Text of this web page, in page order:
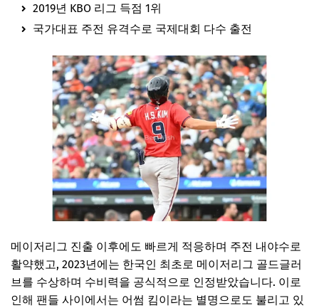
2019년 KBO 리그 득점 1위
국가대표 주전 유격수로 국제대회 다수 출전
메이저리그 진출 이후에도 빠르게 적응하며 주전 내야수로
활약했고, 2023년에는 한국인 최초로 메이저리그 골드글러
브를 수상하며 수비력을 공식적으로 인정받았습니다. 이로
인해 팬들 사이에서는 어썸 킴이라는 별명으로도 불리고 있